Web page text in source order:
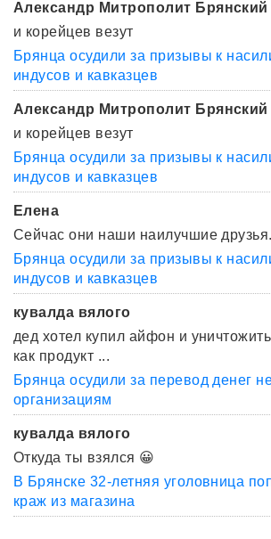
Александр Митрополит Брянский
и корейцев везут
Брянца осудили за призывы к
индусов и кавказцев
Александр Митрополит Брянский
и корейцев везут
Брянца осудили за призывы к
индусов и кавказцев
Елена
Сейчас они наши наилучшие друзья.
Брянца осудили за призывы к
индусов и кавказцев
кувалда вялого
дед хотел купил айфон и
как продукт ...
Брянца осудили за перевод денег
организациям
кувалда вялого
Откуда ты взялся 😀
В Брянске 32-летняя уголовница
краж из магазина